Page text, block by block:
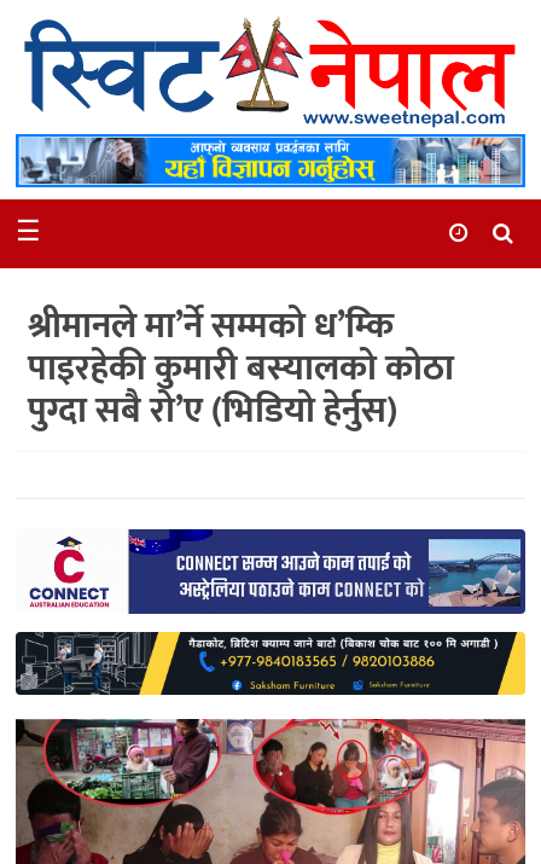
समाचार
स्थानीय
मनोरञ्जन
अन्तर्वार्ता
समाज
रोचक
साहित्य
प्रदेश
English
☰
श्रीमानले मा’र्ने सम्मको ध’म्कि
पाइरहेकी कुमारी बस्यालको कोठा
पुग्दा सबै रो’ए (भिडियो हेर्नुस)